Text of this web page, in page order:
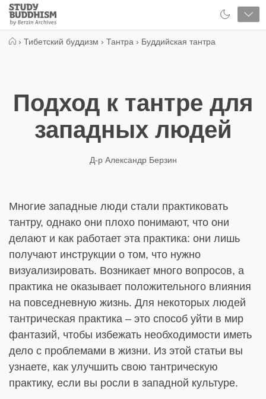
Close
Study
Buddhism
› Тибетский буддизм › Тантра › Буддийская тантра
Подход к тантре для
западных людей
Д-р Александр Берзин
Многие западные люди стали практиковать
тантру, однако они плохо понимают, что они
делают и как работает эта практика: они лишь
получают инструкции о том, что нужно
визуализировать. Возникает много вопросов, а
практика не оказывает положительного влияния
на повседневную жизнь. Для некоторых людей
тантрическая практика – это способ уйти в мир
фантазий, чтобы избежать необходимости иметь
дело с проблемами в жизни. Из этой статьи вы
узнаете, как улучшить свою тантрическую
практику, если вы росли в западной культуре.